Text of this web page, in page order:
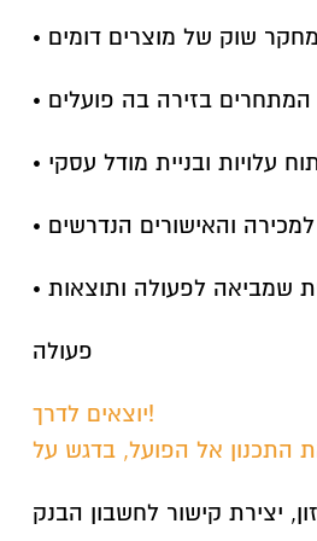
• מחקר שוק של מוצרים דומים
המתחרים בזירה בה פועלים
עלויות ובניית מודל עסקי
והאישורים הנדרשים
שמביאה לפעולה ותוצאות
פעולה
יוצאים לדרך!
יצירת קישור לחשבון הבנק